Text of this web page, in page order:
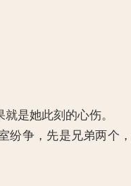
是她此刻的心伤。
争，先是兄弟两个